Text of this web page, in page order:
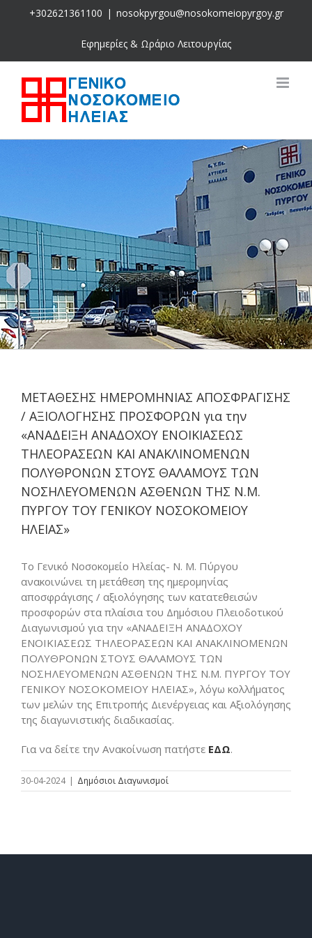
+302621361100 | nosokpyrgou@nosokomeiopyrgoy.gr
Εφημερίες & Ωράριο Λειτουργίας
ΜΕΤΑΘΕΣΗΣ ΗΜΕΡΟΜΗΝΙΑΣ ΑΠΟΣΦΡΑΓΙΣΗΣ
/ ΑΞΙΟΛΟΓΗΣΗΣ ΠΡΟΣΦΟΡΩΝ για την
«ΑΝΑΔΕΙΞΗ ΑΝΑΔΟΧΟΥ ΕΝΟΙΚΙΑΣΕΩΣ
ΤΗΛΕΟΡΑΣΕΩΝ ΚΑΙ ΑΝΑΚΛΙΝΟΜΕΝΩΝ
ΠΟΛΥΘΡΟΝΩΝ ΣΤΟΥΣ ΘΑΛΑΜΟΥΣ ΤΩΝ
ΝΟΣΗΛΕΥΟΜΕΝΩΝ ΑΣΘΕΝΩΝ ΤΗΣ Ν.Μ.
ΠΥΡΓΟΥ ΤΟΥ ΓΕΝΙΚΟΥ ΝΟΣΟΚΟΜΕΙΟΥ
ΗΛΕΙΑΣ»
Το Γενικό Νοσοκομείο Ηλείας- Ν. Μ. Πύργου
ανακοινώνει τη μετάθεση της ημερομηνίας
αποσφράγισης / αξιολόγησης των κατατεθεισών
προσφορών στα πλαίσια του Δημόσιου Πλειοδοτικού
Διαγωνισμού για την «ΑΝΑΔΕΙΞΗ ΑΝΑΔΟΧΟΥ
ΕΝΟΙΚΙΑΣΕΩΣ ΤΗΛΕΟΡΑΣΕΩΝ ΚΑΙ ΑΝΑΚΛΙΝΟΜΕΝΩΝ
ΠΟΛΥΘΡΟΝΩΝ ΣΤΟΥΣ ΘΑΛΑΜΟΥΣ ΤΩΝ
ΝΟΣΗΛΕΥΟΜΕΝΩΝ ΑΣΘΕΝΩΝ ΤΗΣ Ν.Μ. ΠΥΡΓΟΥ ΤΟΥ
ΓΕΝΙΚΟΥ ΝΟΣΟΚΟΜΕΙΟΥ ΗΛΕΙΑΣ», λόγω κολλήματος
των μελών της Επιτροπής Διενέργειας και Αξιολόγησης
της διαγωνιστικής διαδικασίας.
Για να δείτε την Ανακοίνωση πατήστε ΕΔΩ.
30-04-2024 | Δημόσιοι Διαγωνισμοί